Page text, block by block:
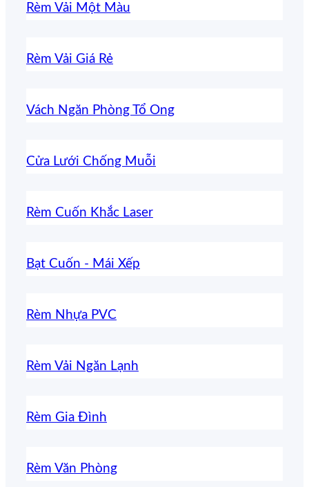
Rèm Vải Một Màu
Rèm Vải Giá Rẻ
Vách Ngăn Phòng Tổ Ong
Cửa Lưới Chống Muỗi
Rèm Cuốn Khắc Laser
Bạt Cuốn - Mái Xếp
Rèm Nhựa PVC
Rèm Vải Ngăn Lạnh
Rèm Gia Đình
Rèm Văn Phòng